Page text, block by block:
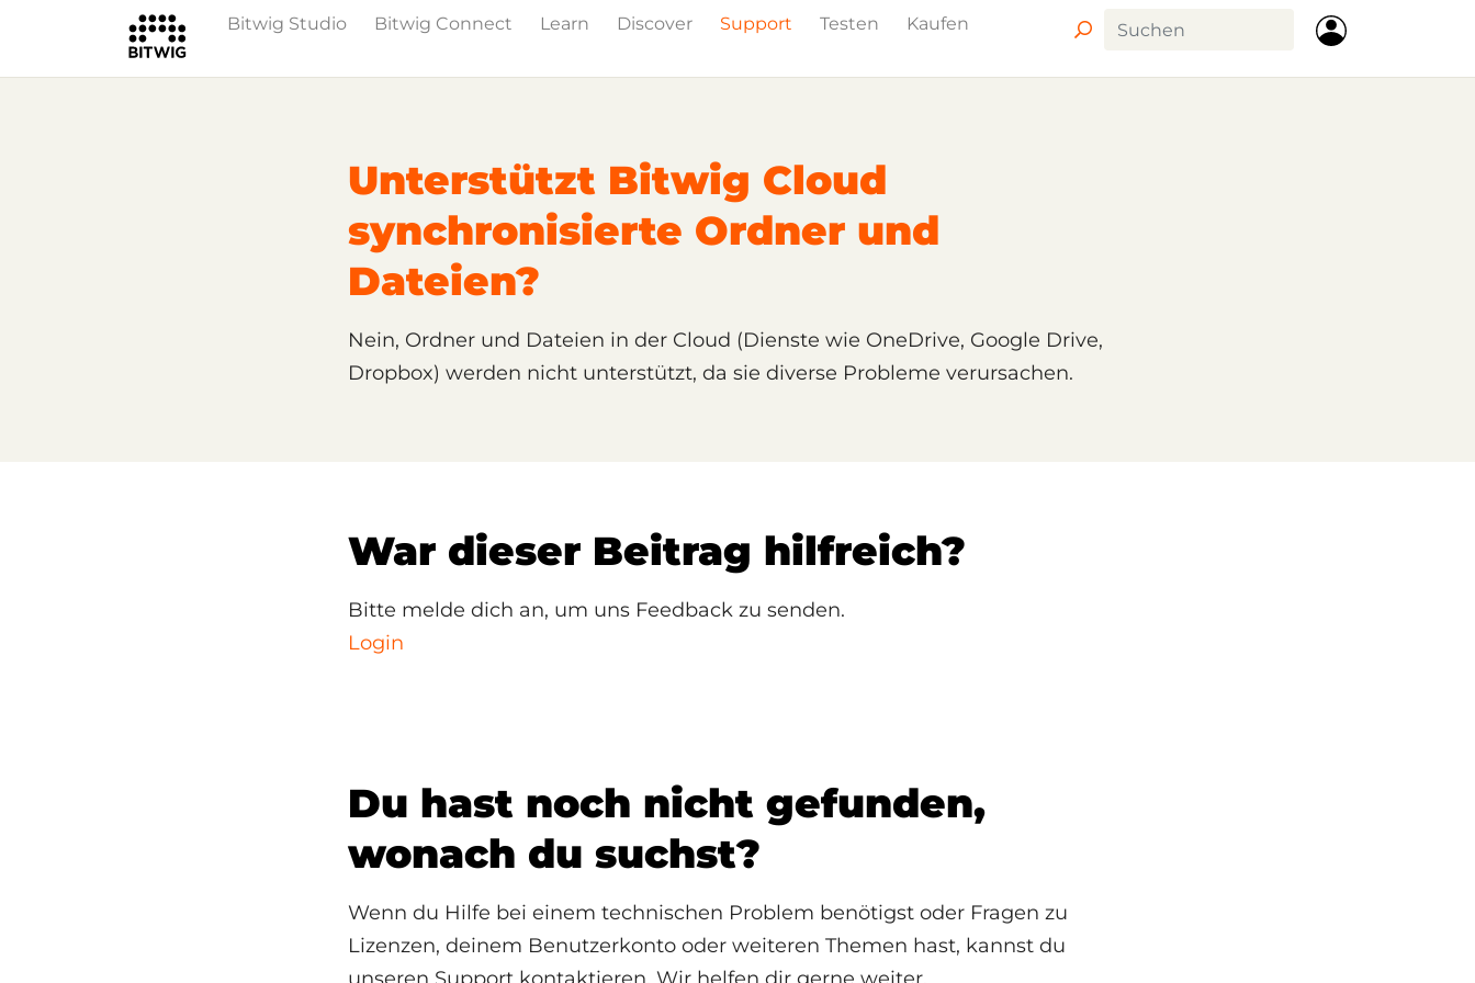
Bitwig Studio Bitwig Connect Learn Discover Support Testen
Kaufen
Support
Unterstützt Bitwig Cloud
synchronisierte Ordner und
Dateien?
Nein, Ordner und Dateien in der Cloud (Dienste wie OneDrive, Google Drive,
Dropbox) werden nicht unterstützt, da sie diverse Probleme verursachen.
War dieser Beitrag hilfreich?
Bitte melde dich an, um uns Feedback zu senden.
Login
Du hast noch nicht gefunden,
wonach du suchst?
Wenn du Hilfe bei einem technischen Problem benötigst oder Fragen zu
Lizenzen, deinem Benutzerkonto oder weiteren Themen hast, kannst du